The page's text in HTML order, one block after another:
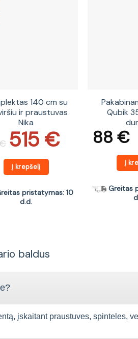
140 cm su
ir praustuvas
Nika
515 €
Į krepšelį
pristatymas: 10
d.d.
Qubik
88 €
Į
Greitas
baldus
įskaitant praustuves, spinteles,